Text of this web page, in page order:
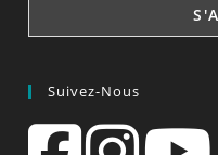
Suivez-Nous